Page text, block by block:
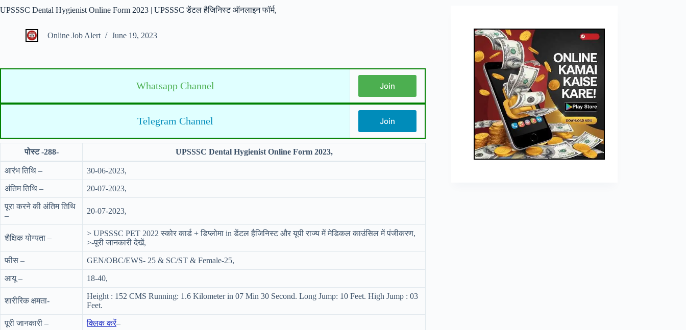
UPSSSC Dental Hygienist Online Form 2023 | UPSSSC डेंटल हैजिनिस्ट ऑनलाइन फॉर्म,
Online Job Alert June 19, 2023
Whatsapp Channel Join
Telegram Channel Join
पोस्ट -288- UPSSSC Dental Hygienist Online Form 2023,
आरंभ तिथि – 30-06-2023,
अंतिम तिथि – 20-07-2023,
पूरा करने की अंतिम तिथि
–
20-07-2023,
शैक्षिक योग्यता –
> UPSSSC PET 2022 स्कोर कार्ड + डिप्लोमा in डेंटल हैजिनिस्ट और यूपी राज्य में मेडिकल काउंसिल में पंजीकरण,
>-पूरी जानकारी देखें,
फीस – GEN/OBC/EWS- 25 & SC/ST & Female-25,
आयू – 18-40,
शारीरिक क्षमता-
Height : 152 CMS Running: 1.6 Kilometer in 07 Min 30 Second. Long Jump: 10 Feet. High Jump : 03
Feet.
पूरी जानकारी – क्लिक करें–